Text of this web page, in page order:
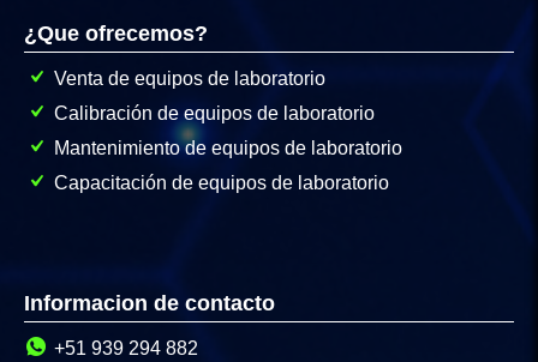
¿Que ofrecemos?
Venta de equipos de laboratorio
Calibración de equipos de laboratorio
Mantenimiento de equipos de laboratorio
Capacitación de equipos de laboratorio
Informacion de contacto
+51 939 294 882